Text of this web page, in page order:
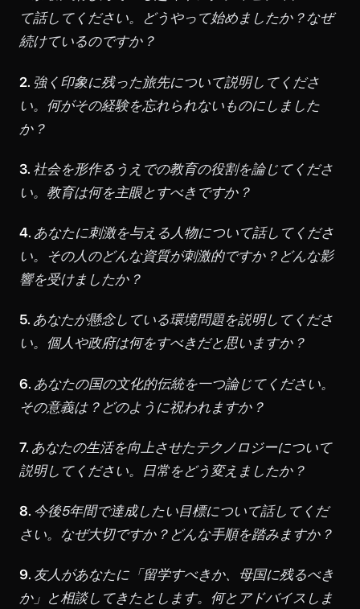
て話してください。どうやって始めましたか？なぜ
続けているのですか？
2. 強く印象に残った旅先について説明してくださ
い。何がその経験を忘れられないものにしました
か？
3. 社会を形作るうえでの教育の役割を論じてくださ
い。教育は何を主眼とすべきですか？
4. あなたに刺激を与える人物について話してくださ
い。その人のどんな資質が刺激的ですか？どんな影
響を受けましたか？
5. あなたが懸念している環境問題を説明してくださ
い。個人や政府は何をすべきだと思いますか？
6. あなたの国の文化的伝統を一つ論じてください。
その意義は？どのように祝われますか？
7. あなたの生活を向上させたテクノロジーについて
説明してください。日常をどう変えましたか？
8. 今後5年間で達成したい目標について話してくだ
さい。なぜ大切ですか？どんな手順を踏みますか？
9. 友人があなたに「留学すべきか、母国に残るべき
か」と相談してきたとします。何とアドバイスしま